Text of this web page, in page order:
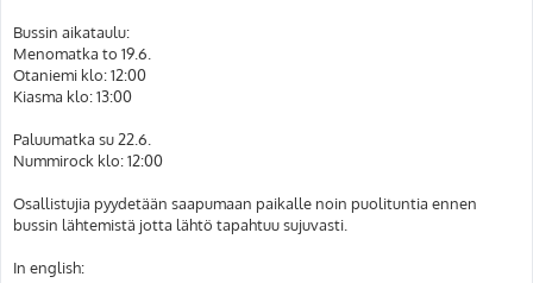
Bussin aikataulu:
Menomatka to 19.6.
Otaniemi klo: 12:00
Kiasma klo: 13:00
Paluumatka su 22.6.
Nummirock klo: 12:00
Osallistujia pyydetään saapumaan paikalle noin puolituntia ennen
bussin lähtemistä jotta lähtö tapahtuu sujuvasti.
In english: